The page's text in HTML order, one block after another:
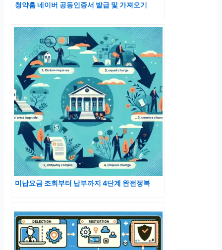
청약홈 네이버 공동인증서 발급 및 가져오기
미납요금 조회부터 납부까지 4단계 완전정복